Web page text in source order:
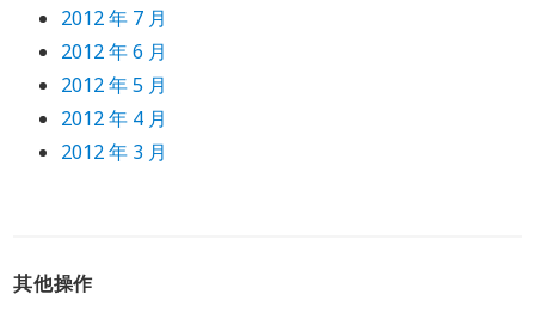
2012 年 7 月
2012 年 6 月
2012 年 5 月
2012 年 4 月
2012 年 3 月
其他操作